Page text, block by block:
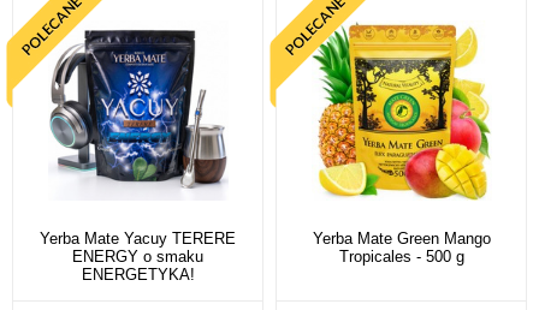
Yerba Mate Yacuy TERERE
ENERGY o smaku
ENERGETYKA!
Yerba Mate Green Mango
Tropicales - 500 g